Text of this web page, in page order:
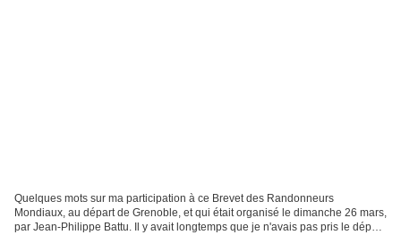
Quelques mots sur ma participation à ce Brevet des Randonneurs
Mondiaux, au départ de Grenoble, et qui était organisé le dimanche 26 mars,
par Jean-Philippe Battu. Il y avait longtemps que je n'avais pas pris le départ